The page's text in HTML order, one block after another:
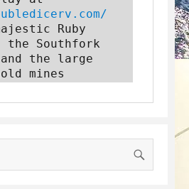
Ruby
the Southfork
the large
mines